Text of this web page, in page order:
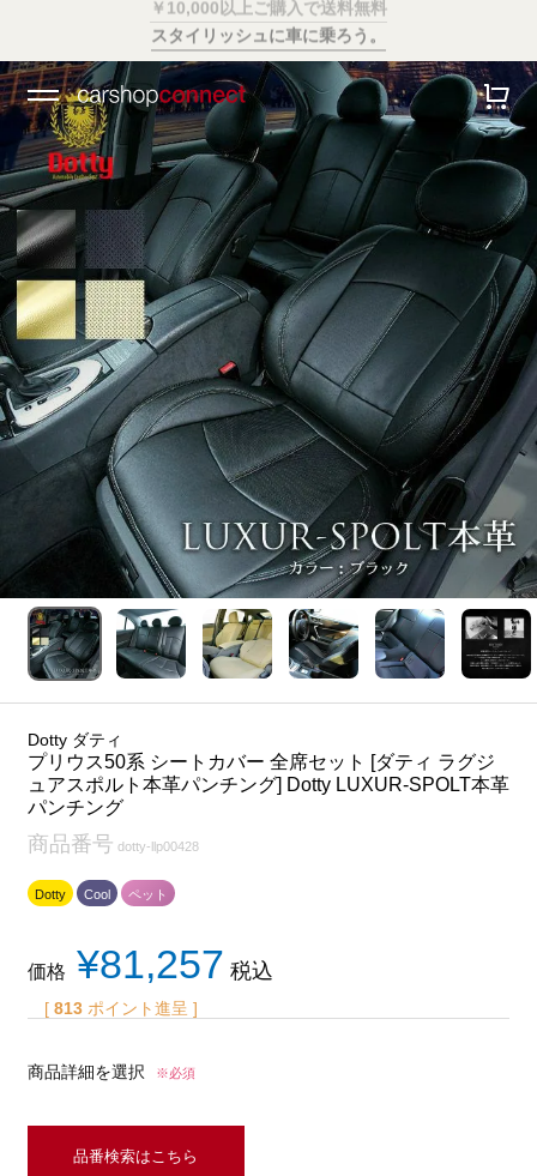
スタイリッシュに車に乗ろう。
Dotty ダティ
プリウス50系 シートカバー 全席セット [ダティ ラグジ
ュアスポルト本革パンチング] Dotty LUXUR-SPOLT本革
パンチング
商品番号 dotty-llp00428
Dotty Cool ペット
価格 ¥81,257 税込
[ 813 ポイント進呈 ]
商品詳細を選択 ※必須
品番検索はこちら